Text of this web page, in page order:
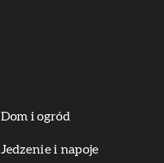
Dom i ogród
Jedzenie i napoje